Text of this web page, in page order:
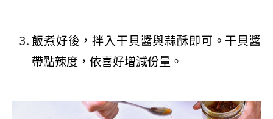
飯煮好後，拌入干貝醬與蒜酥即可。干貝醬
帶點辣度，依喜好增減份量。